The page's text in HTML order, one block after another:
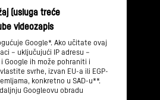
Google*. Ako učitate ovaj
– uključujući IP adresu –
Google ih može pohraniti i
svrhe, izvan EU-a ili EGP-
konkretno u SAD-u**.
Googleovu obradu